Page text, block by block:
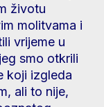
životu
molitvama i
vrijeme u
smo otkrili
koji izgleda
ali to nije,